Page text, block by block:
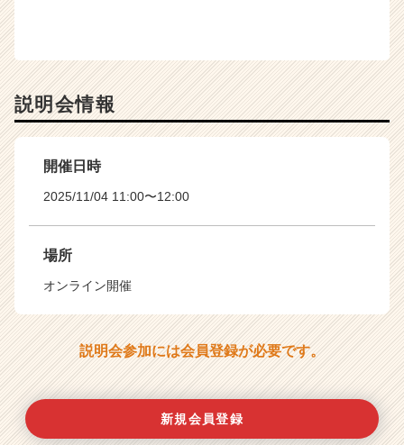
説明会情報
開催日時
2025/11/04 11:00〜12:00
場所
オンライン開催
説明会参加には会員登録が必要です。
新規会員登録